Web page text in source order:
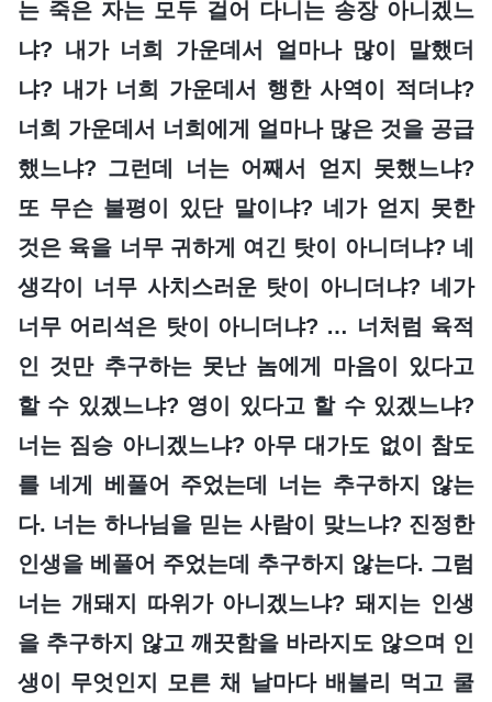
는 죽은 자는 모두 걸어 다니는 송장 아니겠느
냐? 내가 너희 가운데서 얼마나 많이 말했더
냐? 내가 너희 가운데서 행한 사역이 적더냐?
너희 가운데서 너희에게 얼마나 많은 것을 공급
했느냐? 그런데 너는 어째서 얻지 못했느냐?
또 무슨 불평이 있단 말이냐? 네가 얻지 못한
것은 육을 너무 귀하게 여긴 탓이 아니더냐? 네
생각이 너무 사치스러운 탓이 아니더냐? 네가
너무 어리석은 탓이 아니더냐? … 너처럼 육적
인 것만 추구하는 못난 놈에게 마음이 있다고
할 수 있겠느냐? 영이 있다고 할 수 있겠느냐?
너는 짐승 아니겠느냐? 아무 대가도 없이 참도
를 네게 베풀어 주었는데 너는 추구하지 않는
다. 너는 하나님을 믿는 사람이 맞느냐? 진정한
인생을 베풀어 주었는데 추구하지 않는다. 그럼
너는 개돼지 따위가 아니겠느냐? 돼지는 인생
을 추구하지 않고 깨끗함을 바라지도 않으며 인
생이 무엇인지 모른 채 날마다 배불리 먹고 쿨